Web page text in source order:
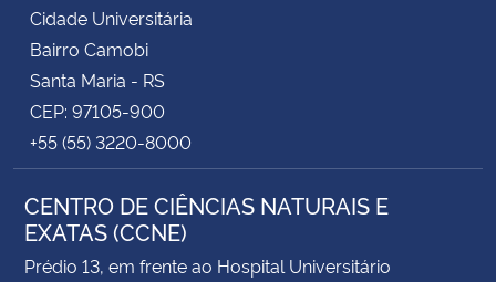
Cidade Universitária
Bairro Camobi
Santa Maria - RS
CEP: 97105-900
+55 (55) 3220-8000
CENTRO DE CIÊNCIAS NATURAIS E
EXATAS (CCNE)
Prédio 13, em frente ao Hospital Universitário